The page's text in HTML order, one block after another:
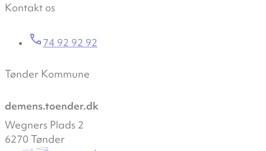
Kontakt os
74 92 92 92
Tønder Kommune
demens.toender.dk
Wegners Plads 2
6270 Tønder